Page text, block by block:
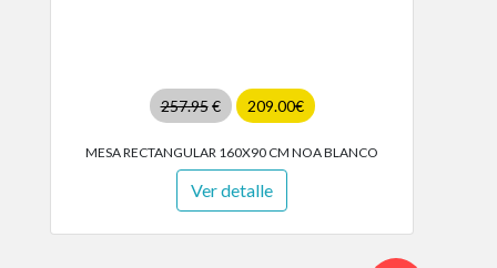
257.95€ 209.00€
MESA RECTANGULAR 160X90 CM NOA BLANCO
Ver detalle